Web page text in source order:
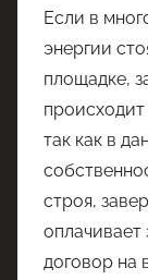
Если в
энергии
площадке,
так как в
строя,
оплачивает
договор на